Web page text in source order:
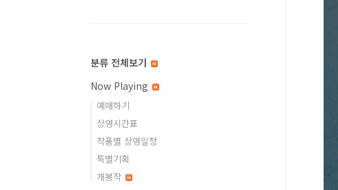
분류 전체보기
Now Playing
예매하기
상영시간표
작품별 상영일정
특별기획
개봉작